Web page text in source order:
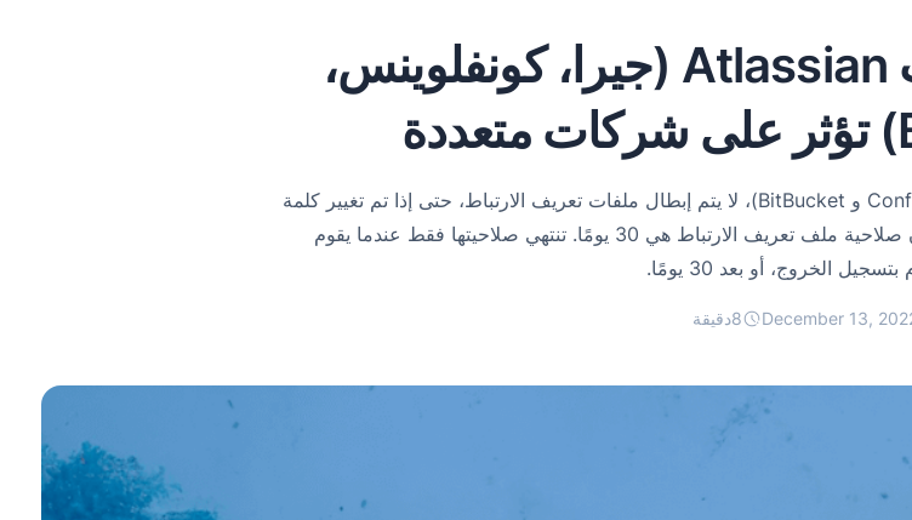
ثغرة أمنية في منتجات Atlassian (جيرا، كونفلوينس،
اكتشفنا أنه بالنسبة لمنتجات Atlassian (Jira و Confluence و BitBucket)، لا يتم إبطال ملفات تعريف الارتباط، حتى إذا تم تغيير كلمة
المرور، مع تمكين 2FA (المصادقة الثنائية)، حيث أن صلاحية ملف تعريف الارتباط هي 30 يومًا. تنتهي صلاحيتها فقط عندما يقوم
الخروج، أو بعد 30 يومًا.
December 13,
8دقيقة